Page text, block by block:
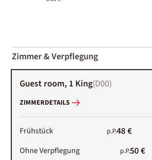
01-02
Zimmer & Verpflegung
Guest room, 1 King(D00)
ZIMMERDETAILS
Frühstück p.P.48 €
Ohne Verpflegung p.P.50 €